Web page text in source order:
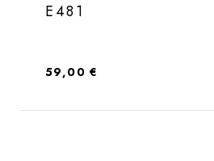
E481
Regulärer Preis:
59,00 €